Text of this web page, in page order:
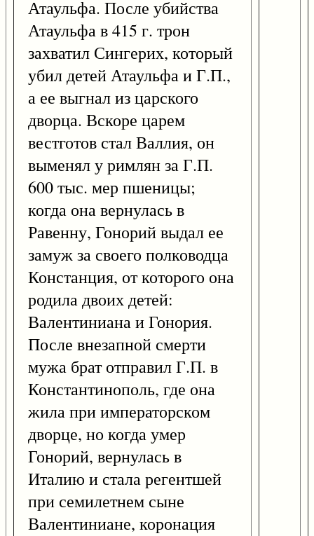
Атаульфа. После убийства
Атаульфа в 415 г. трон
захватил Сингерих, который
убил детей Атаульфа и Г.П.,
а ее выгнал из царского
дворца. Вскоре царем
вестготов стал Валлия, он
выменял у римлян за Г.П.
600 тыс. мер пшеницы;
когда она вернулась в
Равенну, Гонорий выдал ее
замуж за своего полководца
Констанция, от которого она
родила двоих детей:
Валентиниана и Гонория.
После внезапной смерти
мужа брат отправил Г.П. в
Константинополь, где она
жила при императорском
дворце, но когда умер
Гонорий, вернулась в
Италию и стала регентшей
при семилетнем сыне
Валентиниане, коронация